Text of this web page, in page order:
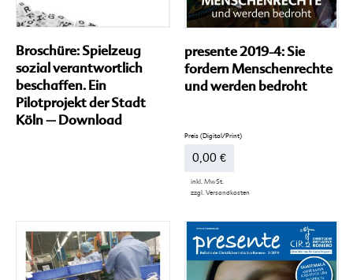
Broschüre: Spielzeug
sozial verantwortlich
beschaffen. Ein
Pilotprojekt der Stadt
Köln – Download
presente 2019-4: Sie
fordern Menschenrechte
und werden bedroht
0,00 €
inkl. MwSt.
zzgl. Versandkosten
weist
mehrere
Varianten